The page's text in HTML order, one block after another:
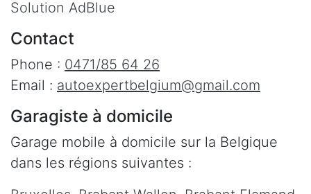
Solution AdBlue
Contact
Phone : 0471/85 64 26
Email : autoexpertbelgium@gmail.com
Garagiste à domicile
Garage mobile à domicile sur la Belgique
dans les régions suivantes :